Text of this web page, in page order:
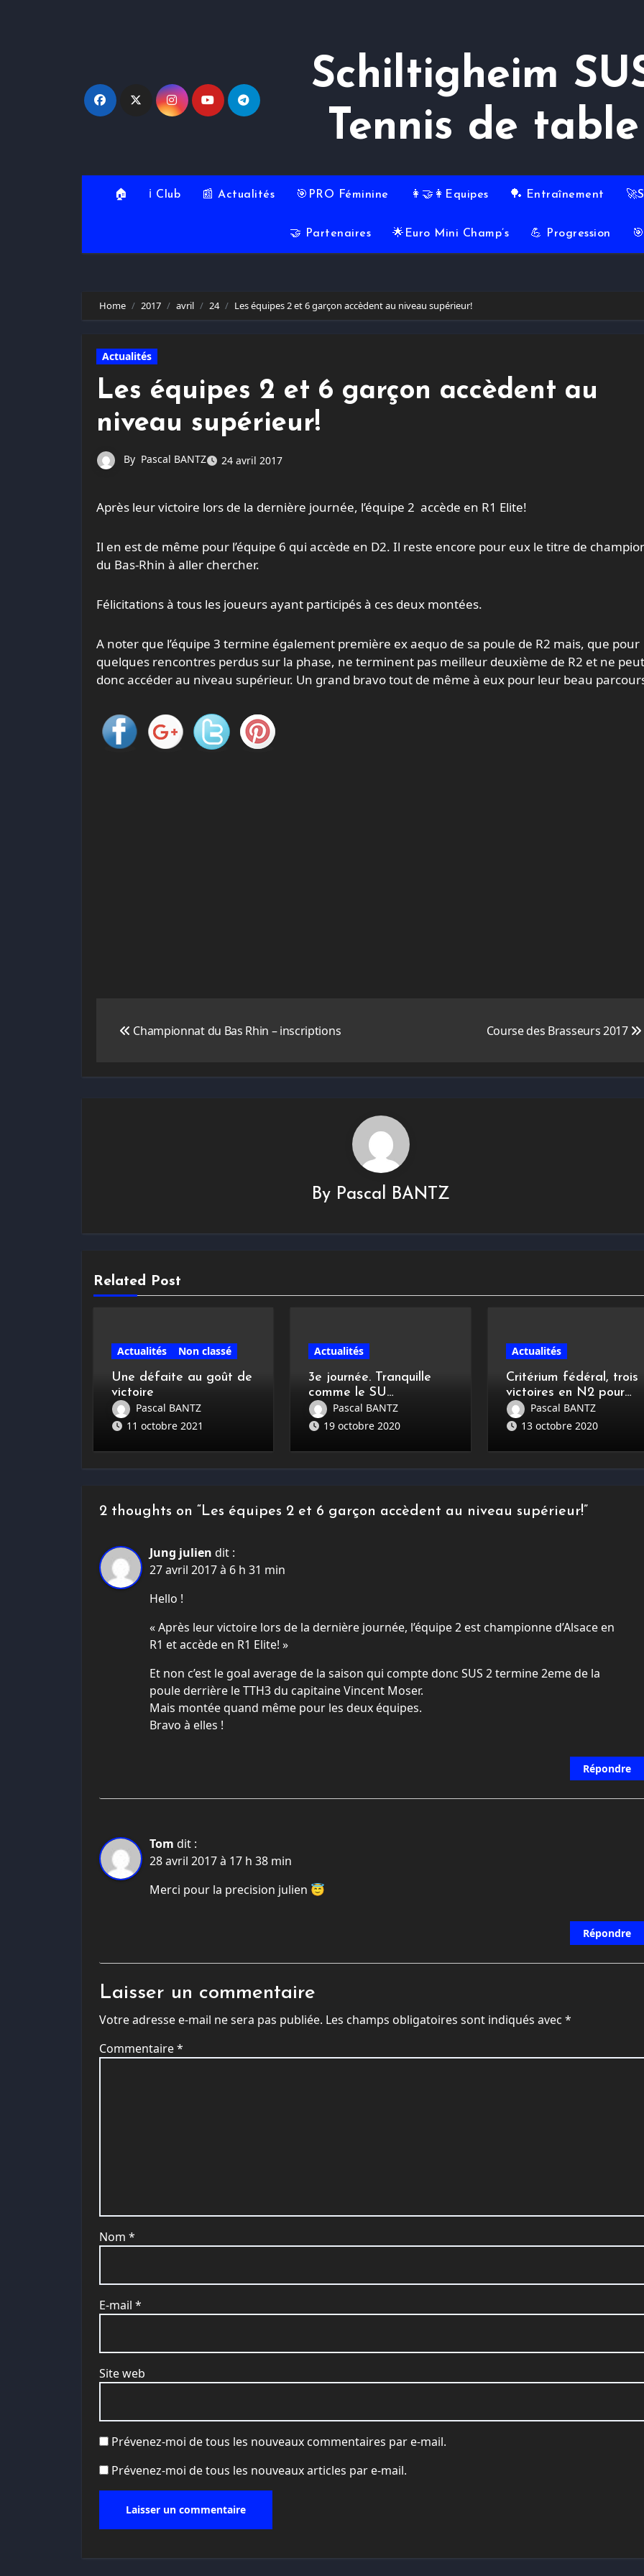
Schiltigheim
Tennis de table
🏠 ℹ️ Club 📰 Actualités 🎯PRO Féminine 👩‍🤝‍👩Equipes 🏓 Entraînement
🤝 Partenaires 🌟Euro Mini Champ’s 💪 Progression
Home 2017 avril 24 Les équipes 2 et 6 garçon accèdent au niveau supérieur!
Actualités
Les équipes 2 et 6 garçon accèdent au
niveau supérieur!
By Pascal BANTZ 24 avril 2017
Après leur victoire lors de la dernière journée, l’équipe 2 accède en R1 Elite!
Il en est de même pour l’équipe 6 qui accède en D2. Il reste encore pour eux le titre de
du Bas-Rhin à aller chercher.
Félicitations à tous les joueurs ayant participés à ces deux montées.
A noter que l’équipe 3 termine également première ex aequo de sa poule de R2 mais, que pour
quelques rencontres perdus sur la phase, ne terminent pas meilleur deuxième de R2 et ne peut
donc accéder au niveau supérieur. Un grand bravo tout de même à eux pour leur beau
de
Championnat du Bas Rhin – inscriptions Course des Brasseurs 2017
By Pascal BANTZ
Related Post
Actualités
Non classé
Une défaite au goût de
victoire
Pascal BANTZ
11 octobre 2021
Actualités
3e journée. Tranquille
comme le SU
Schiltigheim TT
Pascal BANTZ
19 octobre 2020
Actualités
Critérium fédéral, trois
victoires en N2 pour
l’AlsacePascal BANTZ
13 octobre 2020
2 thoughts on “Les équipes 2 et 6 garçon accèdent au niveau supérieur!”
Jung julien dit :
27 avril 2017 à 6 h 31 min
Hello !
« Après leur victoire lors de la dernière journée, l’équipe 2 est championne d’Alsace en
R1 et accède en R1 Elite! »
Et non c’est le goal average de la saison qui compte donc SUS 2 termine 2eme de la
poule derrière le TTH3 du capitaine Vincent Moser.
Mais montée quand même pour les deux équipes.
Bravo à elles !
Répondre
Tom dit :
28 avril 2017 à 17 h 38 min
Merci pour la precision julien 😇
Répondre
Laisser un commentaire
Votre adresse e-mail ne sera pas publiée. Les champs obligatoires sont indiqués avec *
Commentaire*
Nom *
E-mail *
Site web
Prévenez-moi de tous les nouveaux commentaires par e-mail.
Prévenez-moi de tous les nouveaux articles par e-mail.